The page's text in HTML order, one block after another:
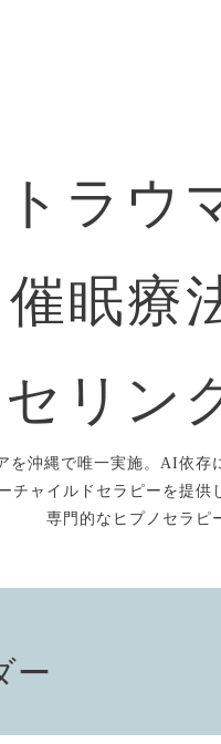
トラウ
催眠療
リン
を沖縄で唯一実施。AI依存
チャイルドセラピーを提供
専門的なヒプノセラピ
ー